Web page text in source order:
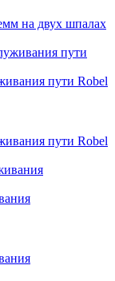
на двух шпалах
пути Robel
пути Robel